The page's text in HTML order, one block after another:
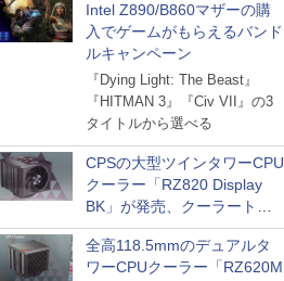
Intel Z890/B860マザーの購
入でゲームがもらえるバンド
ルキャンペーン
『Dying Light: The Beast』
『HITMAN 3』『Civ VII』の3
タイトルから選べる
CPSの大型ツインタワーCPU
クーラー「RZ820 Display
BK」が発売、クーラートッ
プに5インチ液晶搭載
全高118.5mmのデュアルタ
ワーCPUクーラー「RZ620M